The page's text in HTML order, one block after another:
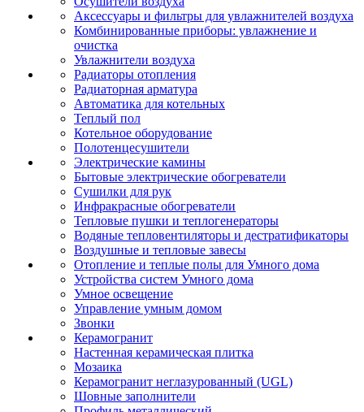
Аксессуары и фильтры для увлажнителей воздуха
Комбинированные приборы: увлажнение и
очистка
Увлажнители воздуха
Радиаторы отопления
Радиаторная арматура
Автоматика для котельных
Теплый пол
Котельное оборудование
Полотенцесушители
Электрические камины
Бытовые электрические обогреватели
Сушилки для рук
Инфракрасные обогреватели
Тепловые пушки и теплогенераторы
Водяные тепловентиляторы и дестратификаторы
Воздушные и тепловые завесы
Отопление и теплые полы для Умного дома
Устройства систем Умного дома
Умное освещение
Управление умным домом
Звонки
Керамогранит
Настенная керамическая плитка
Мозаика
Керамогранит неглазурованный (UGL)
Шовные заполнители